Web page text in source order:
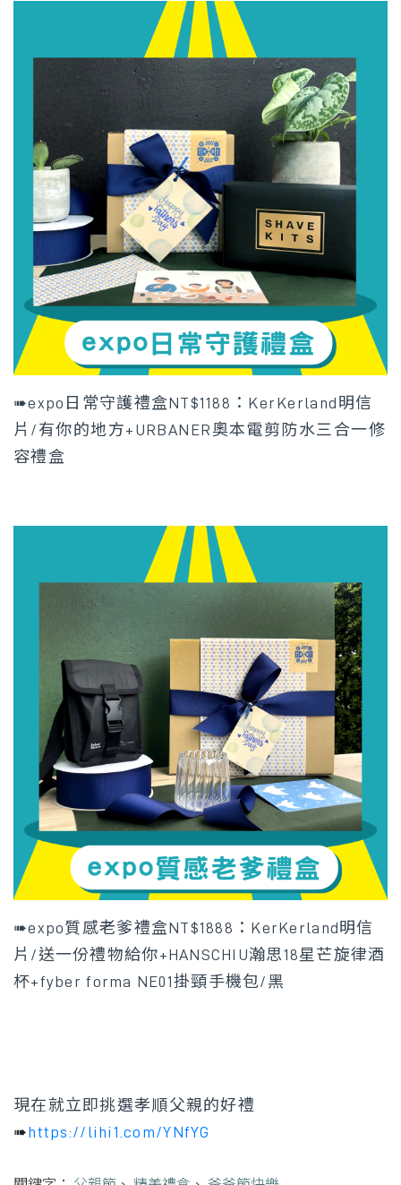
➠expo日常守護禮盒NT$1188： KerKerland明信
片/有你的地方+URBANER奧本電剪防水三合一修
容禮盒
➠expo質感老爹禮盒NT$1888：KerKerland明信
片/送一份禮物給你+HANSCHIU瀚思18星芒旋律酒
杯+fyber forma NE01掛頸手機包/黑
現在就立即挑選孝順父親的好禮
➠https://lihi1.com/YNfYG